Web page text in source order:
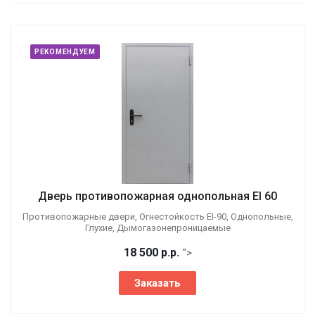
РЕКОМЕНДУЕМ
Дверь противопожарная однопольная EI 60
Противопожарные двери, Огнестойкость EI-90, Однопольные,
Глухие, Дымогазонепроницаемые
18 500 р.р. ">
Заказать